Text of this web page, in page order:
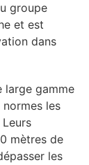
groupe
et est
dans
large gamme
les
mètres de
les